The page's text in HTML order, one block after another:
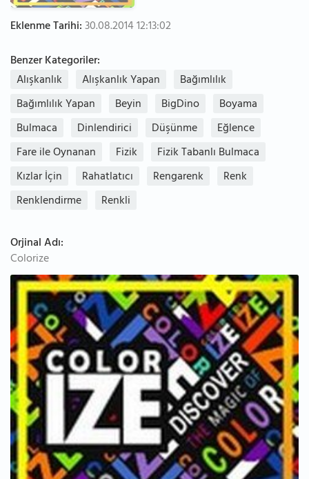
Eklenme Tarihi:30.08.2014 12:13:02
Benzer Kategoriler:
Alışkanlık
Alışkanlık Yapan
Bağımlılık
Bağımlılık Yapan
Beyin BigDino
Boyama
Bulmaca
Dinlendirici Düşünme
Eğlence
Fare ile Oynanan
Fizik
Fizik Tabanlı Bulmaca
Kızlar İçin
Rahatlatıcı Rengarenk
Renk
Renklendirme
Renkli
Orjinal Adı:
Colorize